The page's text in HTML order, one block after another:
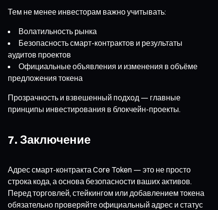
Тем не менее инвесторам важно учитывать:
Волатильность рынка
Безопасность смарт-контрактов и результаты
аудитов проектов
Официальные объявления и изменения в объёме
предложения токена
Прозрачность и взвешенный подход — главные
принципы инвестирования в блокчейн-проекты.
7. Заключение
Адрес смарт-контракта Core Token — это не просто
строка кода, а основа безопасности ваших активов.
Перед торговлей, стейкингом или добавлением токена
обязательно проверяйте официальный адрес и статус